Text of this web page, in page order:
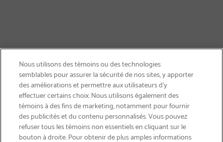
Nous utilisons des témoins ou des technologies
semblables pour assurer la sécurité de nos sites, y apporter
des améliorations et permettre aux utilisateurs d’y
effectuer certains choix. Nous utilisons également des
témoins à des fins de marketing, notamment pour fournir
des publicités et du contenu personnalisés. Vous pouvez
refuser tous les témoins non essentiels en cliquant sur le
bouton à droite. Pour obtenir de plus amples informations